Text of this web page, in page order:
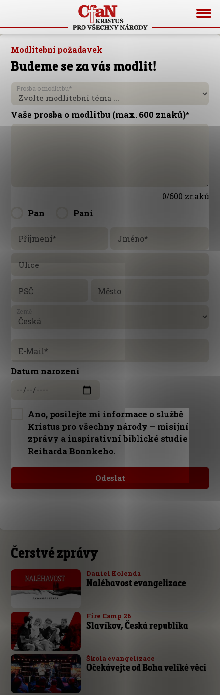
Modlitební požadavek
Budeme se za vás modlit!
Prosba o modlitbu*
Vaše prosba o modlitbu (max. 600 znaků)*
0/600 znaků
Pan Paní
Přijmení* Jméno*
Ulice
PSČ Město
Země
E-Mail*
Datum narození
Ano, posílejte mi informace o službě
Kristus pro všechny národy – misijní
zprávy a inspirativní biblické studie
Reiharda Bonnkeho.
Čerstvé zprávy
Daniel Kolenda
Naléhavost evangelizace
Fire Camp 26
Slavíkov, Česká republika
Škola evangelizace
Očekávejte od Boha veliké věci